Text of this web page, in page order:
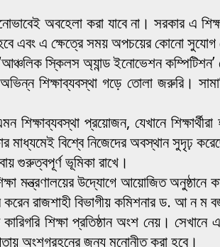
অবহেলা করা যাবে না। সরকার এ
হবে এবং এ ক্ষেত্রে সময় অপচয়ের কোনো
স্কিলস অ্যান্ড ইনোভেশন কম্পিটিশন’
শিক্ষাব্যবস্থা গড়ে তোলা জরুরি।
শিক্ষাব্যবস্থা প্রয়োজন, যেখানে
মাধ্যমেই বিশ্বে নিজেদের অবস্থান সুদৃঢ়
গুরুত্বপূর্ণ ভূমিকা রাখে।
মন্ত্রণালয়ের উদ্যোগে আয়োজিত অনুষ্ঠানে
বিভাগীয় কমিশনার ড. আ ন ম
শিক্ষা প্রতিষ্ঠান অংশ নেয়। সেখানে এ
অংশগ্রহনের জন্য মনোনীত করা হবে।